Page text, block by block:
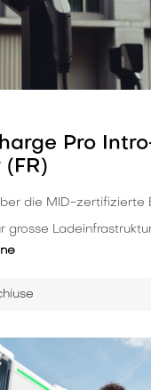
Pro
die MID-zertifizierte
grosse